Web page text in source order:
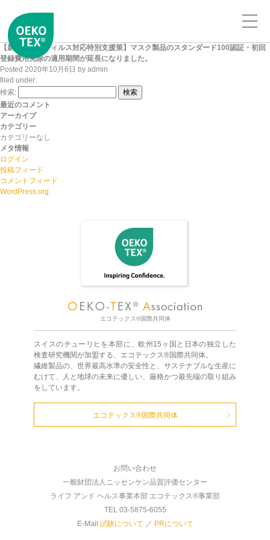
【新型コロナウィルス対応特別支援策】マスク製品のスタンダード100認証・初回
登録費用免除の適用期間が延長になりました。
Posted 2020年10月6日 by admin
filed under:
検索:
検索
最近のコメント
アーカイブ
カテゴリー
カテゴリーなし
メタ情報
ログイン
投稿フィード
コメントフィード
WordPress.org
エコテックス®国際共同体
スイスのチューリヒを本部に、欧州15ヶ国と日本の独立した
検査研究機関が加盟する、エコテックス®国際共同体。
繊維製品の、世界最高水準の安全性と、サステナブルな生産に
むけて、人と地球の未来に優しい、厳格かつ最先端の取り組み
をしています。
エコテックス®国際共同体
お問い合わせ
一般財団法人ニッセンケン品質評価センター
ライフ アンド ヘルス事業本部 エコテックス®事業部
TEL 03-5875-6055
E-Mail 試験について ／ PRについて